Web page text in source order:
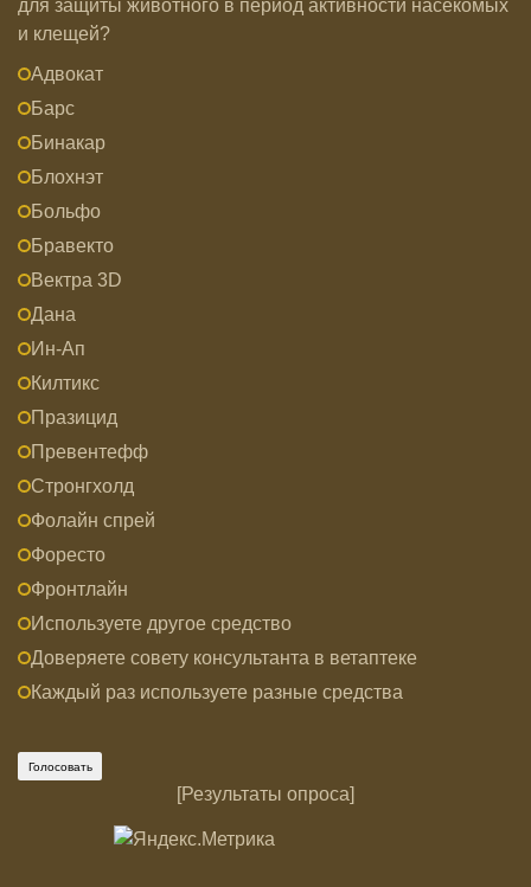
для защиты животного в период активности насекомых
и клещей?
Адвокат
Барс
Бинакар
Блохнэт
Больфо
Бравекто
Вектра 3D
Дана
Ин-Ап
Килтикс
Празицид
Превентефф
Стронгхолд
Фолайн спрей
Форесто
Фронтлайн
Используете другое средство
Доверяете совету консультанта в ветаптеке
Каждый раз используете разные средства
[Результаты опроса]